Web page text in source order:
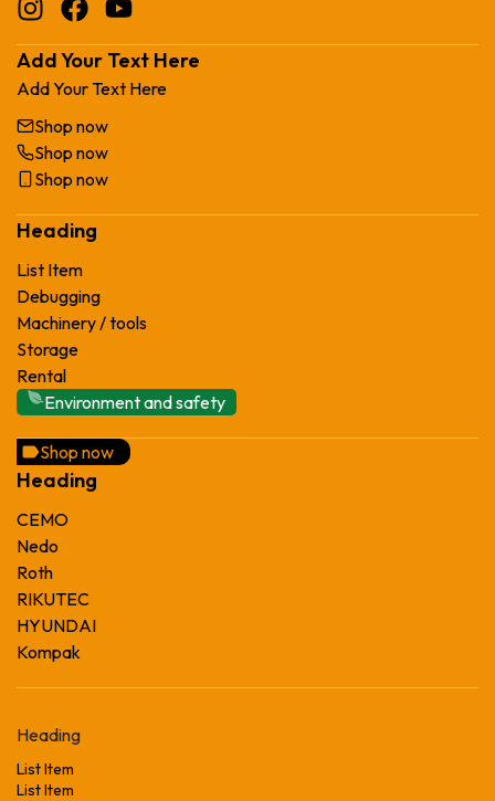
Add Your Text Here
Add Your Text Here
Shop now
Shop now
Shop now
Heading
List Item
Debugging
Machinery / tools
Storage
Rental
Environment and safety
Shop now
Heading
CEMO
Nedo
Roth
RIKUTEC
HYUNDAI
Kompak
Heading
List Item
List Item